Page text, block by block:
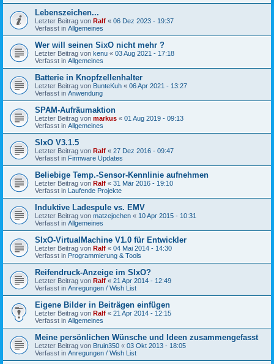
Lebenszeichen...
Letzter Beitrag von Ralf « 06 Dez 2023 - 19:37
Verfasst in Allgemeines
Wer will seinen SixO nicht mehr ?
Letzter Beitrag von kenu « 03 Aug 2021 - 17:18
Verfasst in Allgemeines
Batterie in Knopfzellenhalter
Letzter Beitrag von BunteKuh « 06 Apr 2021 - 13:27
Verfasst in Anwendung
SPAM-Aufräumaktion
Letzter Beitrag von markus « 01 Aug 2019 - 09:13
Verfasst in Allgemeines
SIxO V3.1.5
Letzter Beitrag von Ralf « 27 Dez 2016 - 09:47
Verfasst in Firmware Updates
Beliebige Temp.-Sensor-Kennlinie aufnehmen
Letzter Beitrag von Ralf « 31 Mär 2016 - 19:10
Verfasst in Laufende Projekte
Induktive Ladespule vs. EMV
Letzter Beitrag von matzejochen « 10 Apr 2015 - 10:31
Verfasst in Allgemeines
SIxO-VirtualMachine V1.0 für Entwickler
Letzter Beitrag von Ralf « 04 Mai 2014 - 14:30
Verfasst in Programmierung & Tools
Reifendruck-Anzeige im SIxO?
Letzter Beitrag von Ralf « 21 Apr 2014 - 12:49
Verfasst in Anregungen / Wish List
Eigene Bilder in Beiträgen einfügen
Letzter Beitrag von Ralf « 21 Apr 2014 - 12:15
Verfasst in Allgemeines
Meine persönlichen Wünsche und Ideen zusammengefasst
Letzter Beitrag von Bruin350 « 03 Okt 2013 - 18:05
Verfasst in Anregungen / Wish List